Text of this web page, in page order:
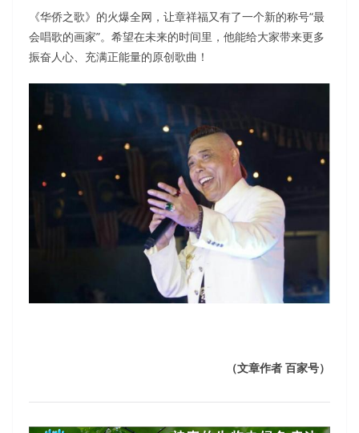
《华侨之歌》的火爆全网，让章祥福又有了一个新的称号“最
会唱歌的画家”。希望在未来的时间里，他能给大家带来更多
振奋人心、充满正能量的原创歌曲！
（文章作者 百家号）